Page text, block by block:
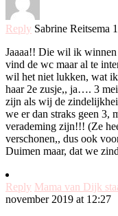
Reply Sabrine Reitsema
Jaaaa!! Die wil ik
vind de wc maar al te
wil het niet lukken, wat
haar 2e zusje,, ja…. 3
zijn als wij de
we er dan straks geen 3,
verademing zijn!!! (Ze
verschonen,, dus ook
Duimen maar, dat we
Reply Mama van Dijk
november 2019 at 12:27